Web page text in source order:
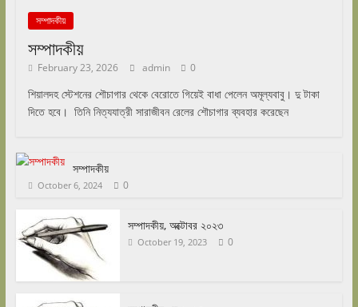
সম্পাদকীয়
সম্পাদকীয়
February 23, 2026 admin 0
শিয়ালদহ স্টেশনের শৌচাগার থেকে বেরোতে গিয়েই বাধা পেলেন অমূল্যবাবু। দু টাকা
দিতে হবে। তিনি নিত্যযাত্রী সারাজীবন রেলের শৌচাগার ব্যবহার করেছেন
সম্পাদকীয়
October 6, 2024 0
সম্পাদকীয়, অক্টোবর ২০২৩
October 19, 2023 0